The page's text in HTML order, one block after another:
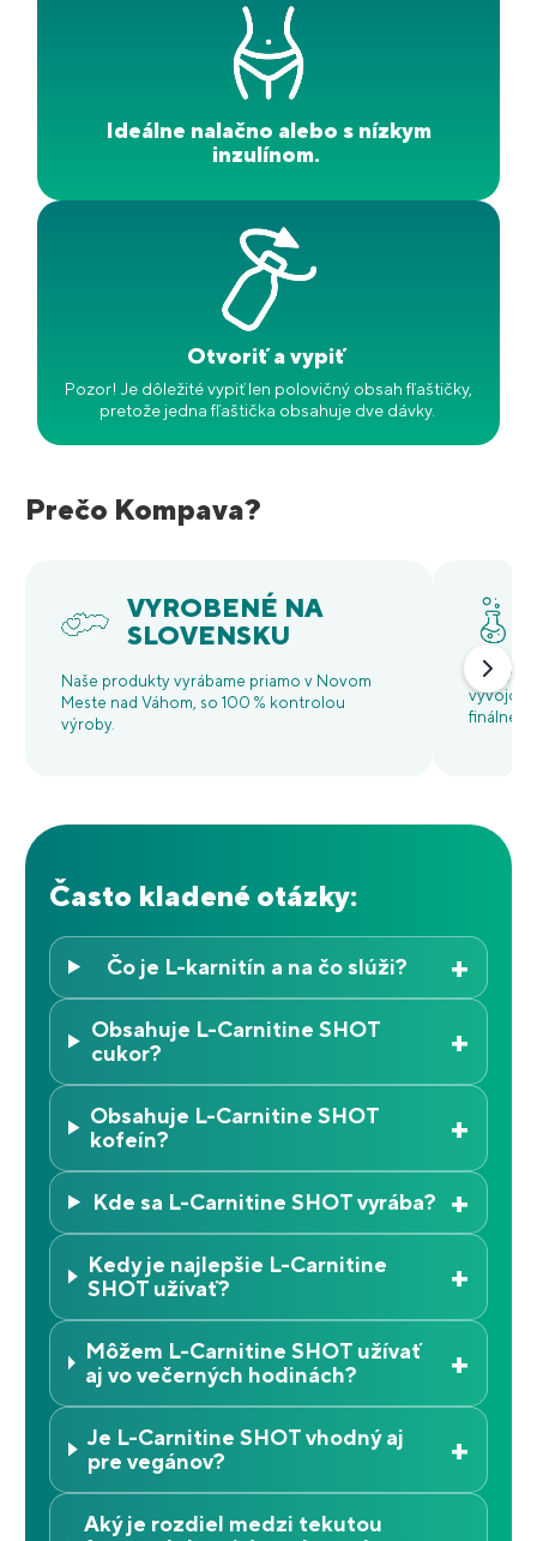
Ideálne nalačno alebo s nízkym
inzulínom.
Otvoriť a vypiť
Pozor! Je dôležité vypiť len polovičný obsah fľaštičky,
pretože jedna fľaštička obsahuje dve dávky.
Prečo Kompava?
VYROBENÉ NA
SLOVENSKU
Naše produkty vyrábame priamo v Novom
Meste nad Váhom, so 100 % kontrolou
výroby.
Každý
finálne
Často kladené otázky:
Čo je L-karnitín a na čo slúži? +
Obsahuje L-Carnitine SHOT
cukor?
+
Obsahuje L-Carnitine SHOT
kofeín?
+
Kde sa L-Carnitine SHOT vyrába? +
Kedy je najlepšie L-Carnitine
SHOT užívať?
+
Môžem L-Carnitine SHOT užívať
aj vo večerných hodinách?
+
Je L-Carnitine SHOT vhodný aj
pre vegánov?
+
Aký je rozdiel medzi tekutou